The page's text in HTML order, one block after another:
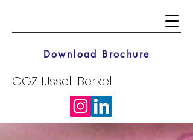
GGZ IJssel-Berkel
Download Brochure